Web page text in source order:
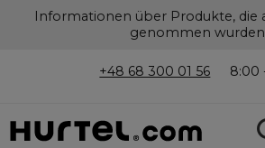
Informationen über Produkte, die
genommen wurden
+48 68 300 01 56 8:00